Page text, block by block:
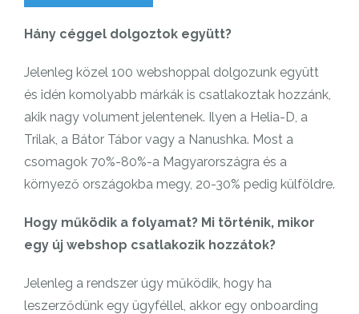
Hány céggel dolgoztok együtt?
Jelenleg közel 100 webshoppal dolgozunk együtt
és idén komolyabb márkák is csatlakoztak hozzánk,
akik nagy volument jelentenek. Ilyen a Helia-D, a
Trilak, a Bátor Tábor vagy a Nanushka. Most a
csomagok 70%-80%-a Magyarországra és a
környező országokba megy, 20-30% pedig külföldre.
Hogy működik a folyamat? Mi történik, mikor
egy új webshop csatlakozik hozzátok?
Jelenleg a rendszer úgy működik, hogy ha
leszerződünk egy ügyféllel, akkor egy onboarding